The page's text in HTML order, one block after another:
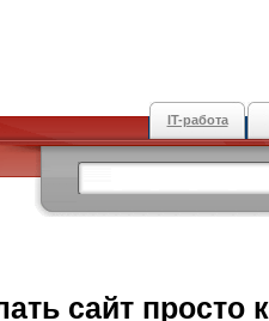
IT-работа
сайт просто